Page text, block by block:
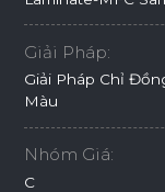
Giải Pháp:
Giải Pháp Chỉ
Màu
Nhóm Giá:
C